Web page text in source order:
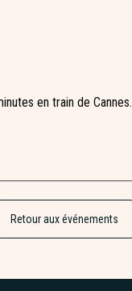
en train de Cannes.
Retour aux événements